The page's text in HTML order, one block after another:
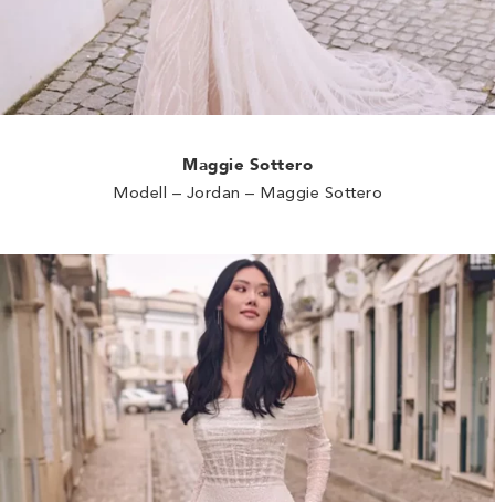
Maggie Sottero
Modell – Jordan – Maggie Sottero